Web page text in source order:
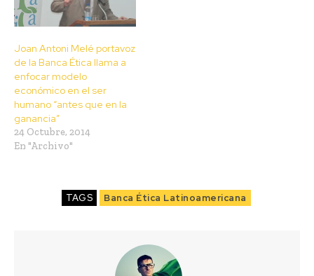
Joan Antoni Melé portavoz
de la Banca Ética llama a
enfocar modelo
económico en el ser
humano “antes que en la
ganancia”
24 Octubre, 2014
En "Archivo"
TAGS Banca Ética Latinoamericana